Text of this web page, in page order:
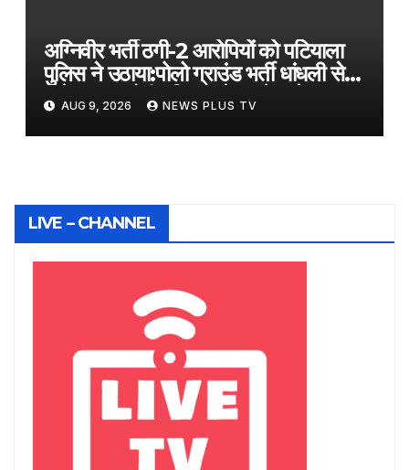
अग्निवीर भर्ती ठगी-2 आरोपियों को पटियाला
पुलिस ने उठाया:पोलो ग्राउंड भर्ती धांधली से
जुड़े तार; आरोपी हरियाणा के रहने वाले
AUG 9, 2026 NEWS PLUS TV
LIVE – CHANNEL